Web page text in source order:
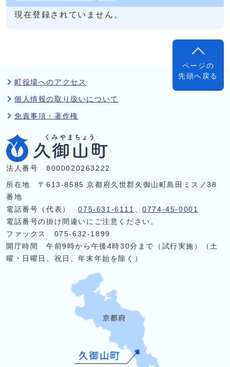
現在登録されていません。
ページの
先頭へ戻る
町役場へのアクセス
個人情報の取り扱いについて
免責事項・著作権
法人番号 8000020263222
所在地 〒613-8585 京都府久世郡久御山町島田ミスノ38
番地
電話番号（代表）075-631-6111 、0774-45-0001
電話番号の掛け間違いにご注意ください。
ファックス 075-632-1899
開庁時間 午前9時から午後4時30分まで（試行実施）（土
曜・日曜日、祝日、年末年始を除く）